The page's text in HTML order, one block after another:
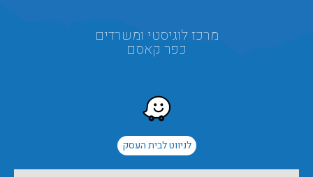
מרכז לוגיסטי ומשרדים
כפר קאסם
לניווט לבית העסק